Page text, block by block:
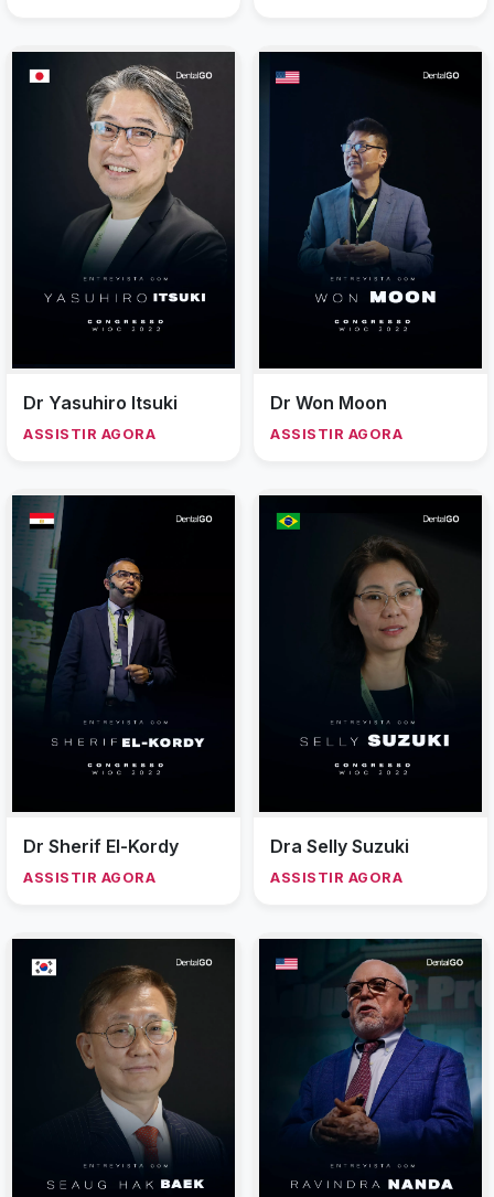
Dr Yasuhiro Itsuki
ASSISTIR AGORA
Dr Won Moon
ASSISTIR AGORA
Dr Sherif El-Kordy
ASSISTIR AGORA
Dra Selly Suzuki
ASSISTIR AGORA